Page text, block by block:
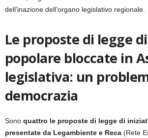
dell’inazione dell’organo legislativo regionale.
Le proposte di legge
popolare bloccate in
legislativa: un
democrazia
Sono quattro le proposte di legge di
presentate da Legambiente e Reca (Rete